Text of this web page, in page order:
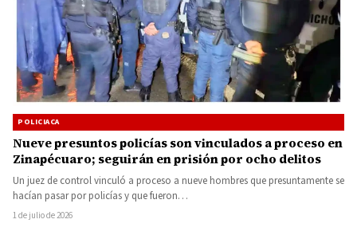
POLICIACA
Nueve presuntos policías son vinculados a proceso en
Zinapécuaro; seguirán en prisión por ocho delitos
Un juez de control vinculó a proceso a nueve hombres que presuntamente se
hacían pasar por policías y que fueron…
1 de julio de 2026